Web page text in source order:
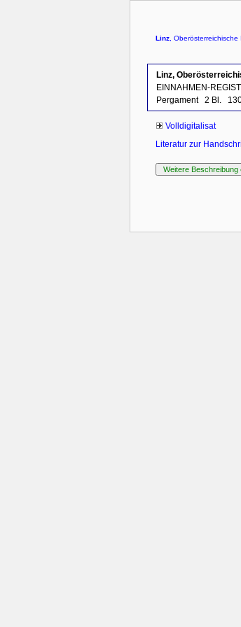
Linz ,
Linz,
EINNAHMEN-
Pergament
2 Bl.
Volldigitalisat
Literatur zur